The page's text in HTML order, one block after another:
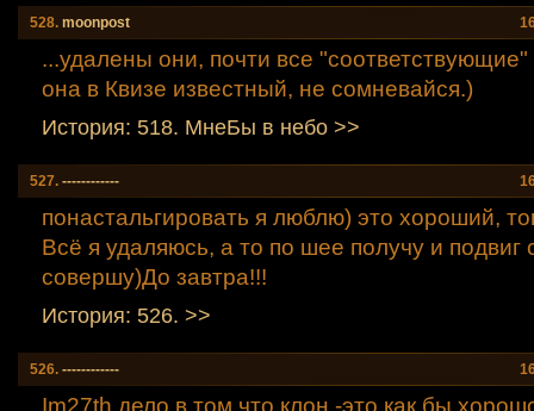
528. moonpost
...удалены они, почти все "соответствующие"
она в Квизе известный, не сомневайся.)
История: 518. МнеБы в небо >>
527. ------------
понастальгировать я люблю) это хороший,
Всё я удаляюсь, а то по шее получу и подвиг
совершу)До завтра!!!
История: 526. >>
526. ------------
Im27th дело в том,что клон -это как бы